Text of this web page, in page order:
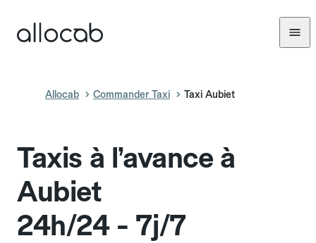
Allocab Commander Taxi Taxi Aubiet
Taxis à l’avance à
Aubiet
24h/24 - 7j/7